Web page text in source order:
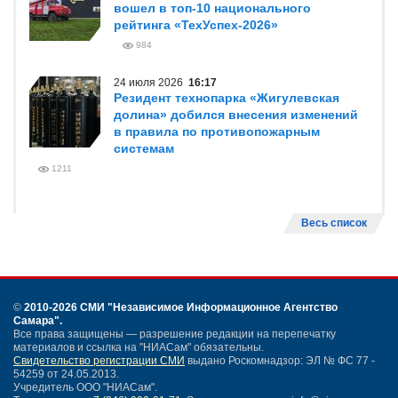
вошел в топ-10 национального
рейтинга «ТехУспех-2026»
984
24 июля 2026 16:17
Резидент технопарка «Жигулевская
долина» добился внесения изменений
в правила по противопожарным
системам
1211
Весь список
© 2010-2026 СМИ "Независимое Информационное Агентство
Самара".
Все права защищены — разрешение редакции на перепечатку
материалов и ссылка на "НИАСам" обязательны.
Свидетельство регистрации СМИ выдано Роскомнадзор: ЭЛ № ФС 77 -
54259 от 24.05.2013.
Учредитель ООО "НИАСам".